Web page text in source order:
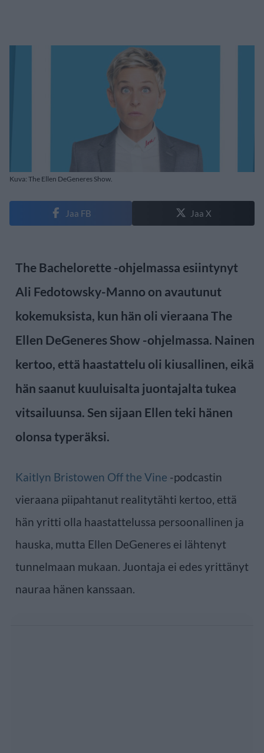
Kuva: The Ellen DeGeneres Show.
Jaa FB Jaa X
The Bachelorette -ohjelmassa esiintynyt
Ali Fedotowsky-Manno on avautunut
kokemuksista, kun hän oli vieraana The
Ellen DeGeneres Show -ohjelmassa. Nainen
kertoo, että haastattelu oli kiusallinen, eikä
hän saanut kuuluisalta juontajalta tukea
vitsailuunsa. Sen sijaan Ellen teki hänen
olonsa typeräksi.
Kaitlyn Bristowen Off the Vine -podcastin
vieraana piipahtanut realitytähti kertoo, että
hän yritti olla haastattelussa persoonallinen ja
hauska, mutta Ellen DeGeneres ei lähtenyt
tunnelmaan mukaan. Juontaja ei edes yrittänyt
nauraa hänen kanssaan.